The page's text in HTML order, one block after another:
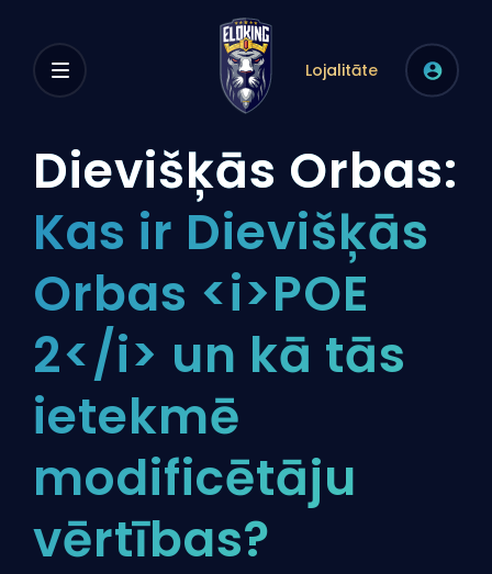
Lojalitāte
Dievišķās Orbas:
Kas ir Dievišķās
Orbas <i>POE
2</i> un kā tās
ietekmē
modificētāju
vērtības?